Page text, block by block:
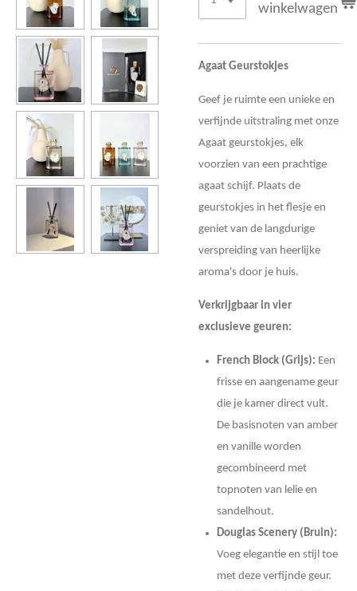
winkelwagen
Agaat Geurstokjes
Geef je ruimte een unieke en
verfijnde uitstraling met onze
Agaat geurstokjes, elk
voorzien van een prachtige
agaat schijf. Plaats de
geurstokjes in het flesje en
geniet van de langdurige
verspreiding van heerlijke
aroma's door je huis.
Verkrijgbaar in vier
exclusieve geuren:
French Block (Grijs): Een
frisse en aangename geur
die je kamer direct vult.
De basisnoten van amber
en vanille worden
gecombineerd met
topnoten van lelie en
sandelhout.
Douglas Scenery (Bruin):
Voeg elegantie en stijl toe
met deze verfijnde geur.